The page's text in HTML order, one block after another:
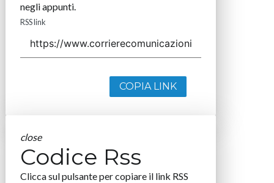
negli appunti.
RSS link
COPIA LINK
close
Codice Rss
Clicca sul pulsante per copiare il link RSS